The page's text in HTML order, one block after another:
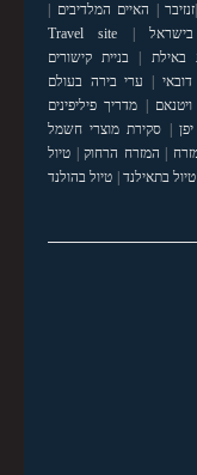
זנזיבר האיים המלדיבים
Travel site
באילת
בניית קישורים
ערי בירה בעולם
מדריך פיליפינים
סקירת מוצרי חשמל
המזרח הרחוק| טיול
טיול בתאילנד| טיול בהולנד